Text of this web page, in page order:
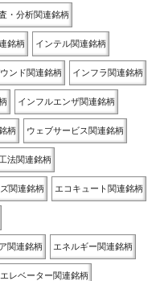
・分析関連銘柄
銘柄 インテル関連銘柄
ンド関連銘柄 インフラ関連銘柄
インフルエンザ関連銘柄
柄 ウェブサービス関連銘柄
法関連銘柄
関連銘柄 エコキュート関連銘柄
関連銘柄 エネルギー関連銘柄
エレベーター関連銘柄